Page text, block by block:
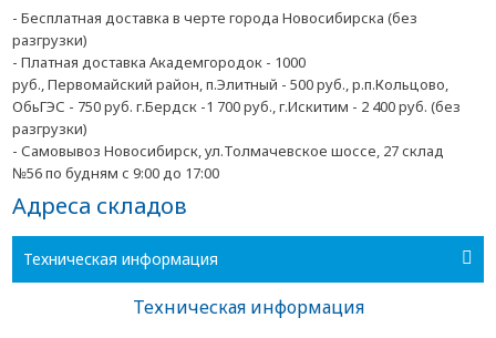
- Бесплатная доставка в черте города Новосибирска (без
разгрузки)
- Платная доставка Академгородок - 1000
руб., Первомайский район, п.Элитный - 500 руб., р.п.Кольцово,
ОбьГЭС - 750 руб. г.Бердск -1 700 руб., г.Искитим - 2 400 руб. (без
разгрузки)
- Самовывоз Новосибирск, ул.Толмачевское шоссе, 27 склад
№56 по будням с 9:00 до 17:00
Адреса складов
Техническая информация
Техническая информация